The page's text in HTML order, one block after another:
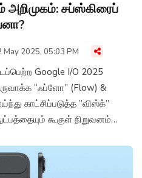
அறிமுகம்: சப்ஸ்கிரைப்
May 2025, 05:03 PM
Google I/O 2025
“ஃப்ளோ” (Flow) &
காட்சிப்படுத்த ”விஸ்க்”
கூகுள் நிறுவனம்